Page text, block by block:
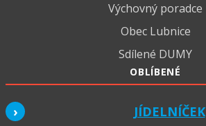
Výchovný poradce
Obec Lubnice
Sdílené DUMY
OBLÍBENÉ
JÍDELNÍČEK